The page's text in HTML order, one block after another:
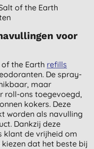
of the Earth
voor
the Earth refills
De spray-
maar
roll-ons toegevoegd,
kokers. Deze
worden als navulling
Dankzij deze
klant de vrijheid om
dat het beste bij